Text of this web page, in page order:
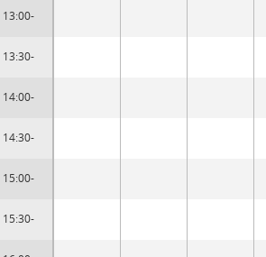
13:00-
13:30-
14:00-
14:30-
15:00-
15:30-